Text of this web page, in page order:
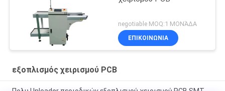
negotiable MOQ:1 ΜΟΝΆΔΑ
ΕΠΙΚΟΙΝΩΝΊΑ
εξοπλισμός χειρισμού PCB